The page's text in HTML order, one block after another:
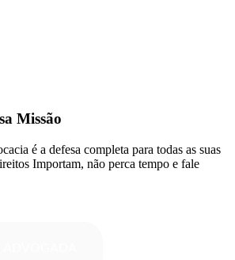
Missão
é a defesa completa para todas as suas
Importam, não perca tempo e fale